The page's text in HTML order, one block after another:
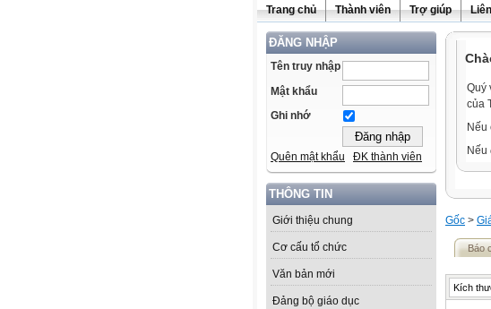
Trang chủ Thành viên Trợ giúp
ĐĂNG NHẬP
Tên truy nhập
Mật khẩu
Ghi nhớ
Quên mật khẩu ĐK thành viên
THÔNG TIN
Giới thiệu chung
Cơ cấu tổ chức
Văn bản mới
Đảng bộ giáo dục
Quý
của
Nếu
Nếu
Gốc >
Báo
Kích